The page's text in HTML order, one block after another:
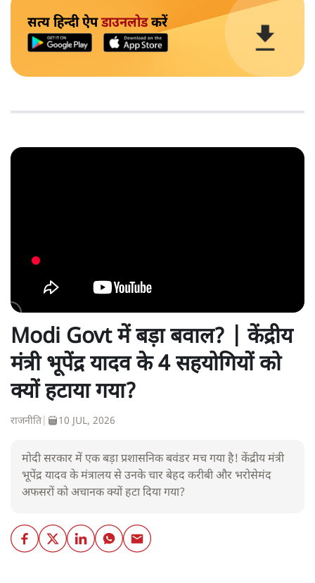
सत्य हिन्दी ऐपडाउनलोडकरें
Modi Govt में बड़ा बवाल? | केंद्रीय
मंत्री भूपेंद्र यादव के 4 सहयोगियों को
क्यों हटाया गया?
राजनीति 10 JUL, 2026
मोदी सरकार में एक बड़ा प्रशासनिक बवंडर मच गया है! केंद्रीय मंत्री
भूपेंद्र यादव के मंत्रालय से उनके चार बेहद करीबी और भरोसेमंद
अफसरों को अचानक क्यों हटा दिया गया?